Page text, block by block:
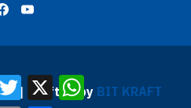
| Krafted by BIT KRAFT
TwitterX